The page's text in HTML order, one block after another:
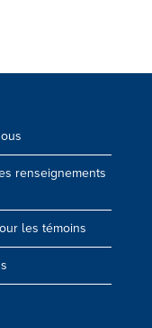
renseignements
les témoins